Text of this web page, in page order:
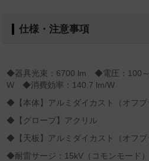
仕様・注意事項
◆器具光束：6700 lm ◆電圧：100
W ◆消費効率：140.7 lm/W
◆【本体】アルミダイカスト（オフブ
◆【グローブ】アクリル
◆【天板】アルミダイカスト（オフブ
◆耐雷サージ：15kV（コモンモード）